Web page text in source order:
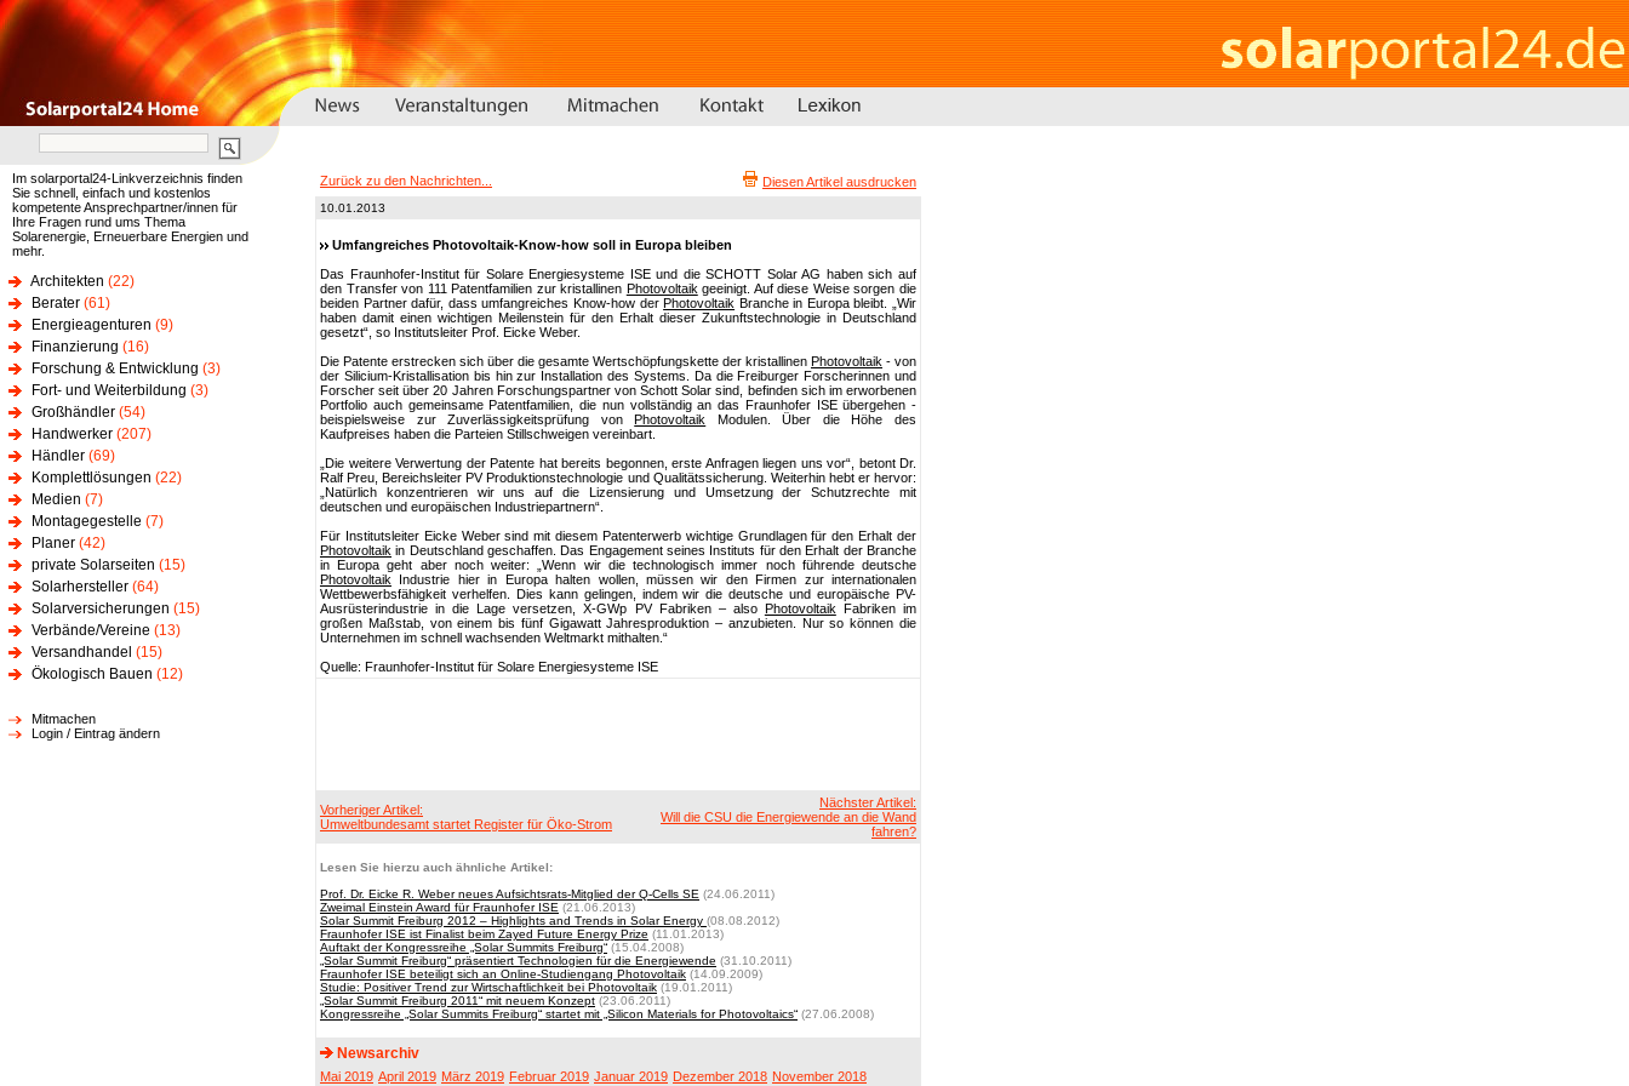
Im solarportal24-Linkverzeichnis finden
Sie schnell, einfach und kostenlos
kompetente Ansprechpartner/innen für
Ihre Fragen rund ums Thema
Solarenergie, Erneuerbare Energien und
mehr.
Architekten (22)
Berater (61)
Energieagenturen (9)
Finanzierung (16)
Forschung & Entwicklung (3)
Fort- und Weiterbildung (3)
Großhändler (54)
Handwerker (207)
Händler (69)
Komplettlösungen (22)
Medien (7)
Montagegestelle (7)
Planer (42)
private Solarseiten (15)
Solarhersteller (64)
Solarversicherungen (15)
Verbände/Vereine (13)
Versandhandel (15)
Ökologisch Bauen (12)
Mitmachen
Login / Eintrag ändern
Zurück zu den Nachrichten... Diesen Artikel ausdrucken
10.01.2013
Umfangreiches Photovoltaik-Know-how soll in Europa bleiben
Das Fraunhofer-Institut für Solare Energiesysteme ISE und die SCHOTT Solar AG haben sich auf
den Transfer von 111 Patentfamilien zur kristallinen Photovoltaik geeinigt. Auf diese Weise sorgen die
beiden Partner dafür, dass umfangreiches Know-how derPhotovoltaik Branche in Europa bleibt. „Wir
haben damit einen wichtigen Meilenstein für den Erhalt dieser Zukunftstechnologie in Deutschland
gesetzt“, so Institutsleiter Prof. Eicke Weber.
Die Patente erstrecken sich über die gesamte Wertschöpfungskette der kristallinen Photovoltaik - von
der Silicium-Kristallisation bis hin zur Installation des Systems. Da die Freiburger Forscherinnen und
Forscher seit über 20 Jahren Forschungspartner von Schott Solar sind, befinden sich im erworbenen
Portfolio auch gemeinsame Patentfamilien, die nun vollständig an das Fraunhofer ISE übergehen -
beispielsweise zur Zuverlässigkeitsprüfung vonPhotovoltaik
Modulen. Über die Höhe des
Kaufpreises haben die Parteien Stillschweigen vereinbart.
„Die weitere Verwertung der Patente hat bereits begonnen, erste Anfragen liegen uns vor“, betont Dr.
Ralf Preu, Bereichsleiter PV Produktionstechnologie und Qualitätssicherung. Weiterhin hebt er hervor:
„Natürlich konzentrieren wir uns auf die Lizensierung und Umsetzung der Schutzrechte mit
deutschen und europäischen Industriepartnern“.
Für Institutsleiter Eicke Weber sind mit diesem Patenterwerb wichtige Grundlagen für den Erhalt der
Photovoltaik in Deutschland geschaffen. Das Engagement seines Instituts für den Erhalt der Branche
in Europa geht aber noch weiter: „Wenn wir die technologisch immer noch führende deutsche
Photovoltaik Industrie hier in Europa halten wollen, müssen wir den Firmen zur internationalen
Wettbewerbsfähigkeit verhelfen. Dies kann gelingen, indem wir die deutsche und europäische PV-
Ausrüsterindustrie in die Lage versetzen, X-GWp PV Fabriken – also Photovoltaik Fabriken im
großen Maßstab, von einem bis fünf Gigawatt Jahresproduktion – anzubieten. Nur so können die
Unternehmen im schnell wachsenden Weltmarkt mithalten.“
Quelle: Fraunhofer-Institut für Solare Energiesysteme ISE
Vorheriger Artikel:
Umweltbundesamt startet Register für Öko-Strom
Nächster Artikel:
Will die CSU die Energiewende an die Wand
fahren?
Lesen Sie hierzu auch ähnliche Artikel:
Prof. Dr. Eicke R. Weber neues Aufsichtsrats-Mitglied der Q-Cells SE (24.06.2011)
Zweimal Einstein Award für Fraunhofer ISE (21.06.2013)
Solar Summit Freiburg 2012 – Highlights and Trends in Solar Energy (08.08.2012)
Fraunhofer ISE ist Finalist beim Zayed Future Energy Prize (11.01.2013)
Auftakt der Kongressreihe „Solar Summits Freiburg“ (15.04.2008)
„Solar Summit Freiburg“ präsentiert Technologien für die Energiewende (31.10.2011)
Fraunhofer ISE beteiligt sich an Online-Studiengang Photovoltaik (14.09.2009)
Studie: Positiver Trend zur Wirtschaftlichkeit bei Photovoltaik (19.01.2011)
„Solar Summit Freiburg 2011“ mit neuem Konzept (23.06.2011)
Kongressreihe „Solar Summits Freiburg“ startet mit „Silicon Materials for Photovoltaics“ (27.06.2008)
Newsarchiv
Mai 2019 April 2019 März 2019 Februar 2019 Januar 2019 Dezember 2018 November 2018